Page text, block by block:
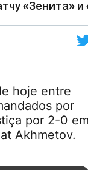
«Зенита» и
hoje entre
por
por 2-0 em
Akhmetov.